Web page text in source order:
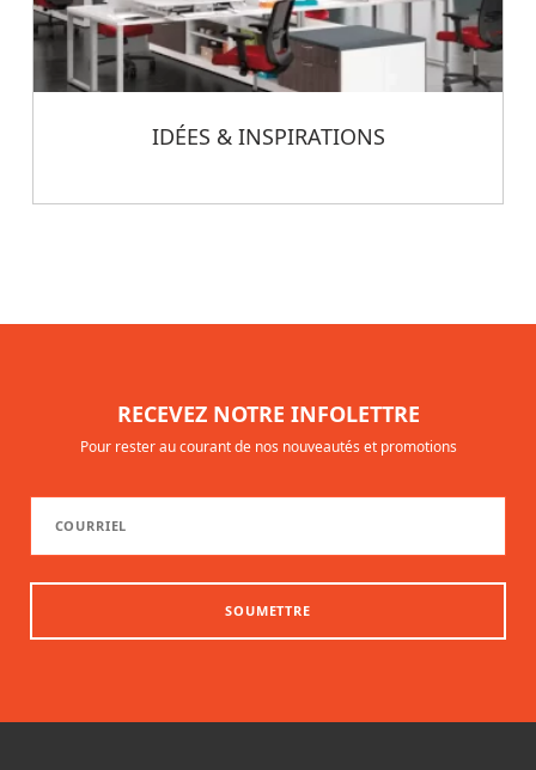
IDÉES & INSPIRATIONS
RECEVEZ NOTRE INFOLETTRE
Pour rester au courant de nos nouveautés et promotions
SOUMETTRE